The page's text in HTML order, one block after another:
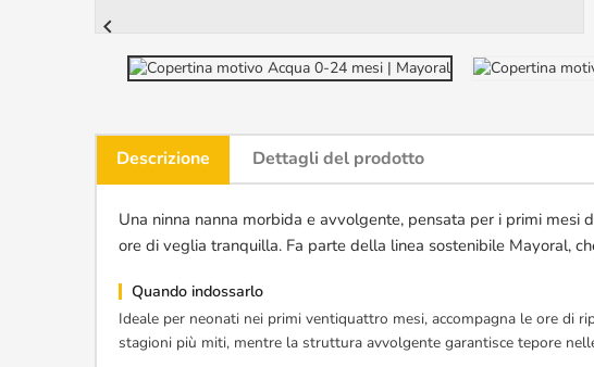

Descrizione Dettagli del prodotto
Una ninna nanna morbida e avvolgente, pensata per i primi
ore di veglia tranquilla. Fa parte della linea sostenibile Mayoral,
Quando indossarlo
Ideale per neonati nei primi ventiquattro mesi, accompagna le ore di
stagioni più miti, mentre la struttura avvolgente garantisce tepore